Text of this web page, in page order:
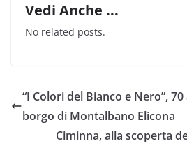
Vedi Anche ...
No related posts.
“I Colori del Bianco e Nero”,
borgo di Montalbano Elicona
Ciminna, alla scoperta